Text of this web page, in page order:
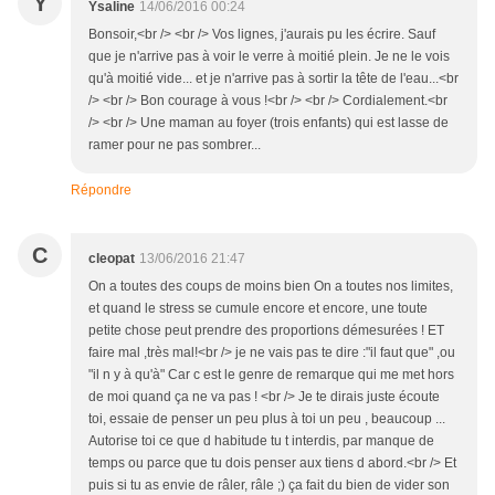
Ysaline 14/06/2016 00:24
Bonsoir,<br /> <br /> Vos lignes, j'aurais pu les écrire. Sauf
que je n'arrive pas à voir le verre à moitié plein. Je ne le vois
qu'à moitié vide... et je n'arrive pas à sortir la tête de l'eau...<br
/> <br /> Bon courage à vous !<br /> <br /> Cordialement.<br
/> <br /> Une maman au foyer (trois enfants) qui est lasse de
ramer pour ne pas sombrer...
Répondre
C cleopat 13/06/2016 21:47
On a toutes des coups de moins bien On a toutes nos limites,
et quand le stress se cumule encore et encore, une toute
petite chose peut prendre des proportions démesurées ! ET
faire mal ,très mal!<br /> je ne vais pas te dire :"il faut que" ,ou
"il n y à qu'à" Car c est le genre de remarque qui me met hors
de moi quand ça ne va pas ! <br /> Je te dirais juste écoute
toi, essaie de penser un peu plus à toi un peu , beaucoup ...
Autorise toi ce que d habitude tu t interdis, par manque de
temps ou parce que tu dois penser aux tiens d abord.<br /> Et
puis si tu as envie de râler, râle ;) ça fait du bien de vider son